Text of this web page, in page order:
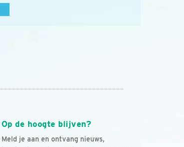
Op de hoogte blijven?
Meld je aan en ontvang nieuws,